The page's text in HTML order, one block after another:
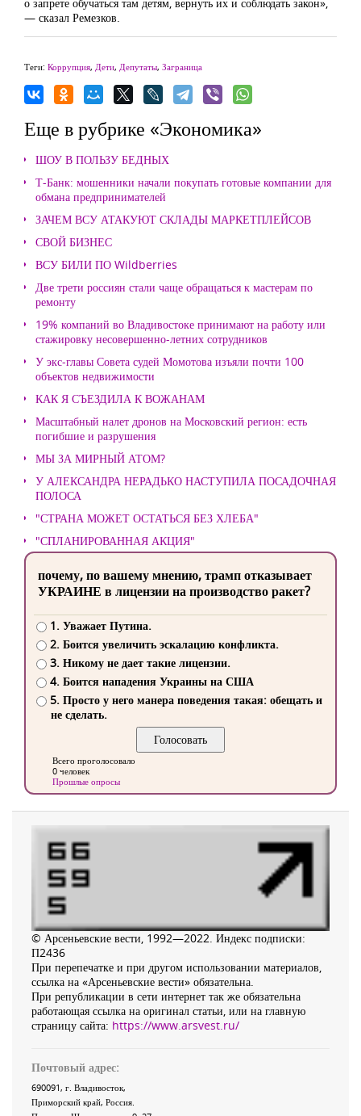
— сказал Ремезков.
Теги: Коррупция, Дети, Депутаты, Заграница
Еще в рубрике «Экономика»
ШОУ В ПОЛЬЗУ БЕДНЫХ
Т-Банк: мошенники начали покупать готовые компании для
обмана предпринимателей
ЗАЧЕМ ВСУ АТАКУЮТ СКЛАДЫ МАРКЕТПЛЕЙСОВ
СВОЙ БИЗНЕС
ВСУ БИЛИ ПО Wildberries
Две трети россиян стали чаще обращаться к мастерам по
ремонту
19% компаний во Владивостоке принимают на работу или
стажировку несовершенно-летних сотрудников
У экс-главы Совета судей Момотова изъяли почти 100
объектов недвижимости
КАК Я СЪЕЗДИЛА К ВОЖАНАМ
Масштабный налет дронов на Московский регион: есть
погибшие и разрушения
МЫ ЗА МИРНЫЙ АТОМ?
У АЛЕКСАНДРА НЕРАДЬКО НАСТУПИЛА ПОСАДОЧНАЯ
ПОЛОСА
"СТРАНА МОЖЕТ ОСТАТЬСЯ БЕЗ ХЛЕБА"
"СПЛАНИРОВАННАЯ АКЦИЯ"
почему, по вашему мнению, трамп отказывает
УКРАИНЕ в лицензии на производство ракет?
1. Уважает Путина.
2. Боится увеличить эскалацию конфликта.
3. Никому не дает такие лицензии.
4. Боится нападения Украины на США
5. Просто у него манера поведения такая: обещать и
не сделать.
Всего проголосовало
0 человек
Прошлые опросы
© Арсеньевские вести, 1992—2022. Индекс подписки:
П2436
При перепечатке и при другом использовании материалов,
ссылка на «Арсеньевские вести» обязательна.
При републикации в сети интернет так же обязательна
работающая ссылка на оригинал статьи, или на главную
страницу сайта: https://www.arsvest.ru/
Почтовый адрес:
690091, г. Владивосток,
Приморский край, Россия